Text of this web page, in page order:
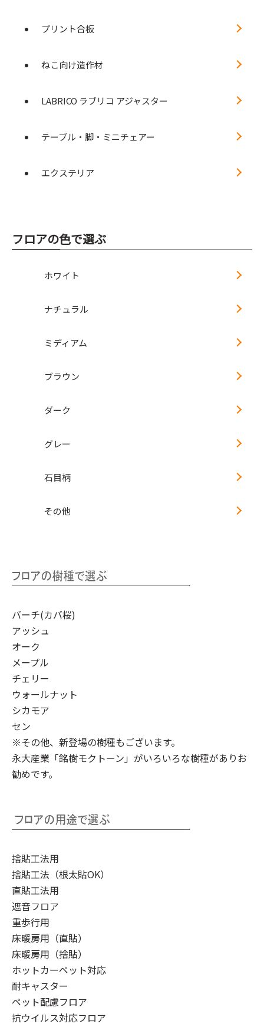
プリント合板
ねこ向け造作材
LABRICO ラブリコ アジャスター
テーブル・脚・ミニチェアー
エクステリア
フロアの色で選ぶ
ホワイト
ナチュラル
ミディアム
ブラウン
ダーク
グレー
石目柄
その他
バーチ(カバ桜)
アッシュ
オーク
メープル
チェリー
ウォールナット
シカモア
セン
※その他、新登場の樹種もございます。
永大産業「銘樹モクトーン」 がいろいろな樹種がありお
勧めです。
捨貼工法用
捨貼工法（根太貼OK）
直貼工法用
遮音フロア
重歩行用
床暖房用（直貼）
床暖房用（捨貼）
ホットカーペット対応
耐キャスター
ペット配慮フロア
抗ウイルス対応フロア